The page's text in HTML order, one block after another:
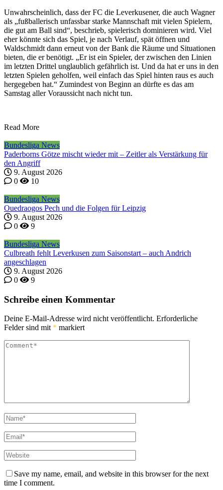
Unwahrscheinlich, dass der FC die Leverkusener, die auch Wagner
als „fußballerisch unfassbar starke Mannschaft mit vielen Spielern,
die gut am Ball sind“, beschrieb, spielerisch dominieren wird. Viel
eher könnte sich das Spiel, je nach Verlauf, spät öffnen und
Waldschmidt dann erneut von der Bank die Räume und Situationen
bieten, die er benötigt. „Er ist ein Spieler, der zwischen den Linien
im letzten Drittel unglaublich gefährlich ist. Und da hat er uns in den
letzten Spielen geholfen, weil einfach das Spiel hinten raus es auch
hergegeben hat.“ Zumindest von Beginn an dürfte es das am
Samstag aller Voraussicht nach nicht tun.
Read More
Bundesliga News
Paderborns Götze mischt wieder mit – Zeitler als Verstärkung für
den Angriff
9. August 2026
0
10
Bundesliga News
Ouedraogos Pech und die Folgen für Leipzig
9. August 2026
0
9
Bundesliga News
Culbreath fehlt Leverkusen zum Saisonstart – auch Andrich
angeschlagen
9. August 2026
0
9
Schreibe einen Kommentar
Deine E-Mail-Adresse wird nicht veröffentlicht. Erforderliche
Felder sind mit * markiert
Save my name, email, and website in this browser for the next
time I comment.